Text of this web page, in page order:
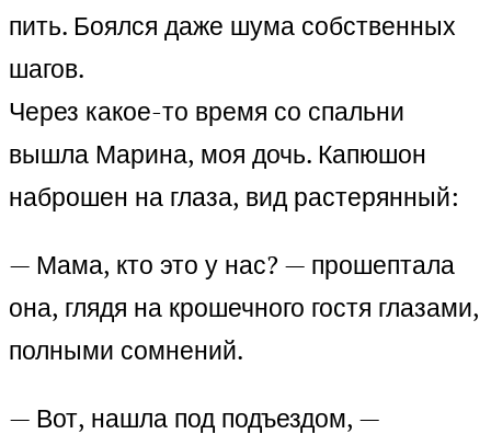
пить. Боялся даже шума собственных
шагов.
Через какое-то время со спальни
вышла Марина, моя дочь. Капюшон
наброшен на глаза, вид растерянный:
— Мама, кто это у нас? — прошептала
она, глядя на крошечного гостя глазами,
полными сомнений.
— Вот, нашла под подъездом, —